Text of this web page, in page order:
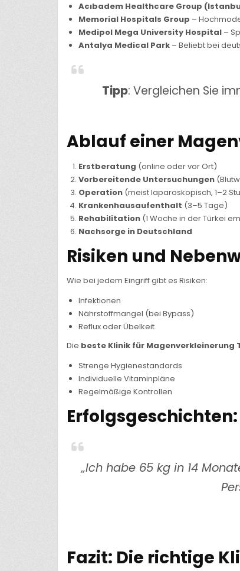
Acıbadem Healthcare Group
Memorial Hospitals Group –
Medipol Mega University Hospital –
Antalya Medical Park – Beliebt bei
Tipp: Vergleichen Sie
Ablauf einer
Erstberatung (online oder vor Ort)
Vorbereitende Untersuchungen
Operation (meist laparoskopisch, 1–2
Krankenhausaufenthalt (3–5 Tage)
Rehabilitation (1 Woche in der Türkei
Nachsorge in Deutschland
Risiken und
Wie bei jedem Eingriff gibt es Risiken:
Infektionen
Nährstoffmangel (bei Bypass)
Reflux oder Übelkeit
Die beste Klinik für Magenverkleinerung
Strenge Hygienestandards
Individuelle Vitaminpläne
Regelmäßige Kontrollen
„Ich habe 65 kg in 14
Fazit: Die richtige